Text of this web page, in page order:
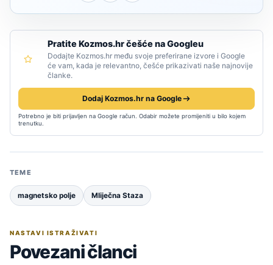
Pratite Kozmos.hr češće na Googleu
Dodajte Kozmos.hr među svoje preferirane izvore i Google
će vam, kada je relevantno, češće prikazivati naše najnovije
članke.
Dodaj Kozmos.hr na Google
Potrebno je biti prijavljen na Google račun. Odabir možete promijeniti u bilo kojem
trenutku.
TEME
magnetsko polje Mliječna Staza
NASTAVI ISTRAŽIVATI
Povezani članci